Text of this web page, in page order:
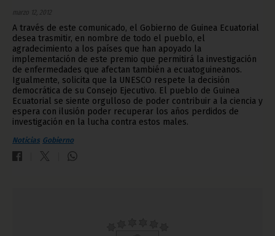
marzo 12, 2012
A través de este comunicado, el Gobierno de Guinea Ecuatorial
desea trasmitir, en nombre de todo el pueblo, el
agradecimiento a los países que han apoyado la
implementación de este premio que permitirá la investigación
de enfermedades que afectan también a ecuatoguineanos.
Igualmente, solicita que la UNESCO respete la decisión
democrática de su Consejo Ejecutivo. El pueblo de Guinea
Ecuatorial se siente orgulloso de poder contribuir a la ciencia y
espera con ilusión poder recuperar los años perdidos de
investigación en la lucha contra estos males.
Noticias Gobierno